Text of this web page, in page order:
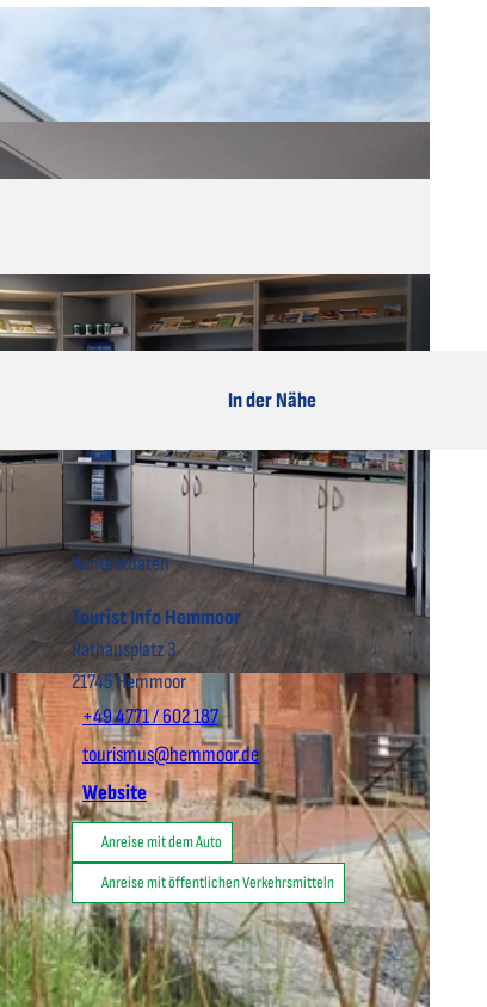
In der Nähe
Kontaktdaten
Tourist Info Hemmoor
Rathausplatz 3
21745Hemmoor
+49 4771 / 602 187
tourismus@hemmoor.de
Website
Anreise mit dem Auto
Anreise mit öffentlichen Verkehrsmitteln